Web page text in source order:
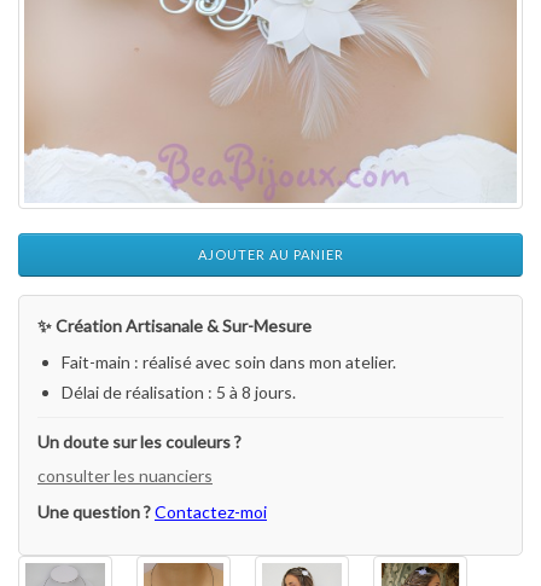
AJOUTER AU PANIER
✨ Création Artisanale & Sur-Mesure
Fait-main : réalisé avec soin dans mon atelier.
Délai de réalisation : 5 à 8 jours.
Un doute sur les couleurs ?
consulter les nuanciers
Une question ?Contactez-moi